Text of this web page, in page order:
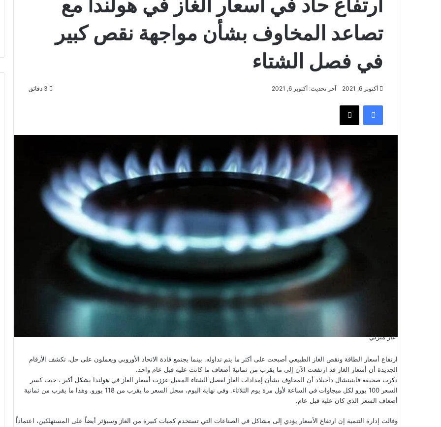
ارتفاع حاد في أسعار الغاز في هولندا مع
تصاعد المخاوف بشأن مواجهة نقص كبير
في فصل الشتاء
أكتوبر 6, 2021 آخر تحديث: أكتوبر 6, 2021
فيسبوك ‫X
غاز منزلي
ارتفاع أسعار الطاقة ونقص الغاز الطبيعي أصبحت على أكثر ما يتم تداوله. بينما يجتمع قادة الاتحاد الأوروبي ويعملون على حل، تكشف الأرقام
الجديدة أن أسعار الغاز قد ارتفعت الآن إلى ما يقرب من ثمانية أضعاف ما كانت عليه قبل عام واحد.
ذكرت صحيفة فاينينشال داخبلاد أن المخاوف بشأن إمدادات الغاز لفصل الشتاء المقبل عززت أسعار الغاز في هولندا بشكل أكبر ، حيث كسر
السعر 100 يورو لكل ميجاوات في الساعة لأول مرة يوم الثلاثاء. وفي نهاية اليوم، سجل السعر ما يقرب من 118 يورو. وهذا ما يقرب من ثمانية
أضعاف السعر الذي كان عليه قبل عام.
وقالت إدارة التنمية إن ارتفاع الأسعار يؤدي إلى مشاكل في الصناعات التي تستخدم كميات كبيرة من الغاز وسيؤثر أيضاً على المستهلكين، اعتماداً